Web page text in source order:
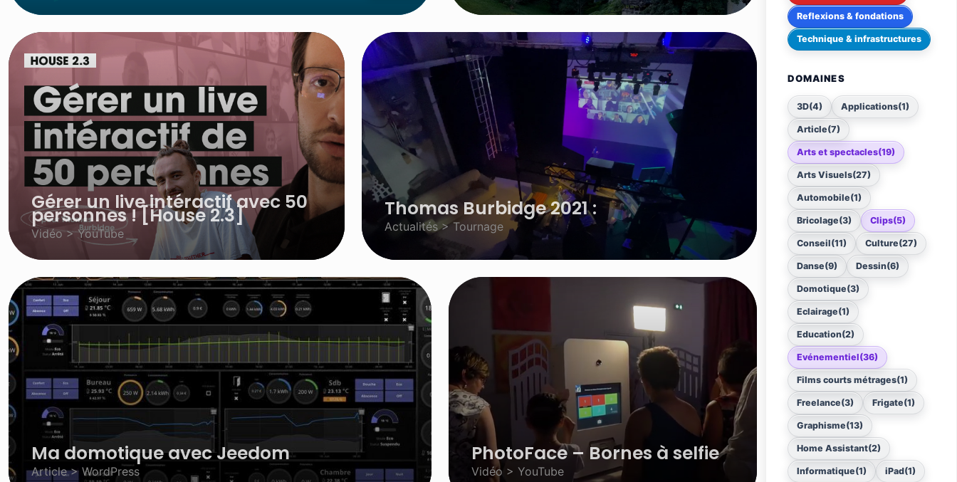
Gérer un live intéractif avec 50
personnes ! [House 2.3]
Vidéo > YouTube
Thomas Burbidge 2021 :
Actualités > Tournage
Ma domotique avec Jeedom
Article > WordPress
PhotoFace – Bornes à selfie
Vidéo > YouTube
Reflexions & fondations
Technique & infrastructures
DOMAINES
3D(4) Applications(1)
Article(7)
Arts et spectacles(19)
Arts Visuels(27)
Automobile(1)
Bricolage(3) Clips(5)
Conseil(11) Culture(27)
Danse(9) Dessin(6)
Domotique(3)
Eclairage(1)
Education(2)
Evénementiel(36)
Films courts métrages(1)
Freelance(3) Frigate(1)
Graphisme(13)
Home Assistant(2)
Informatique(1) iPad(1)